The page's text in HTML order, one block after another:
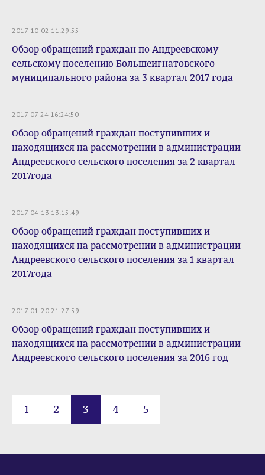
2017-10-02 11:29:55
Обзор обращений граждан по Андреевскому
сельскому поселению Большеигнатовского
муниципального района за 3 квартал 2017 года
2017-07-24 16:24:50
Обзор обращений граждан поступивших и
находящихся на рассмотрении в администрации
Андреевского сельского поселения за 2 квартал
2017года
2017-04-13 13:15:49
Обзор обращений граждан поступивших и
находящихся на рассмотрении в администрации
Андреевского сельского поселения за 1 квартал
2017года
2017-01-20 21:27:59
Обзор обращений граждан поступивших и
находящихся на рассмотрении в администрации
Андреевского сельского поселения за 2016 год
1 2 3 4 5